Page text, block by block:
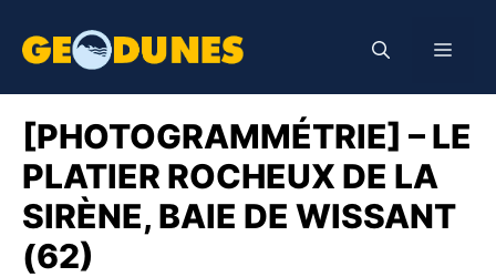
contenu
[PHOTOGRAMMÉTRIE] – LE
PLATIER ROCHEUX DE LA
SIRÈNE, BAIE DE WISSANT
(62)